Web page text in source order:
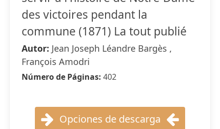
des victoires pendant la
commune (1871) La tout publié
Autor: Jean Joseph Léandre Bargès ,
François Amodri
Número de Páginas: 402
Opciones de descarga